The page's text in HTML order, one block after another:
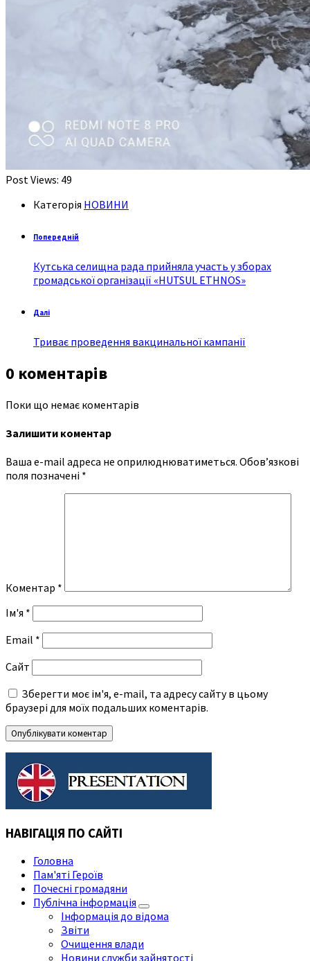
Post Views: 49
Категорія НОВИНИ
Попередній
Кутська селищна рада прийняла участь у зборах
громадської організації «HUTSUL ETHNOS»
Далі
Триває проведення вакцинальної кампанії
0 коментарів
Поки що немає коментарів
Залишити коментар
Ваша e-mail адреса не оприлюднюватиметься. Обов’язкові
поля позначені *
Коментар *
Ім'я *
Email *
Сайт
Зберегти моє ім'я, e-mail, та адресу сайту в цьому
браузері для моїх подальших коментарів.
НАВІГАЦІЯ ПО САЙТІ
Головна
Пам'яті Героїв
Почесні громадяни
Публічна інформація
Інформація до відома
Звіти
Очищення влади
Новини служби зайнятості